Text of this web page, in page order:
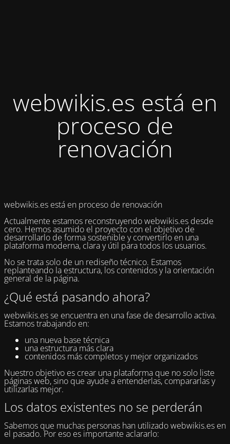
webwikis.es está en
proceso de
renovación
webwikis.es está en proceso de renovación
Actualmente estamos reconstruyendo webwikis.es desde
cero. Hemos asumido el proyecto con el objetivo de
desarrollarlo de forma sostenible y convertirlo en una
plataforma moderna, clara y útil para todos los usuarios.
No se trata solo de un rediseño técnico. Estamos
replanteando la estructura, los contenidos y la orientación
general de la página.
¿Qué está pasando ahora?
webwikis.es se encuentra en una fase de desarrollo activa.
Estamos trabajando en:
una nueva base técnica
una estructura más clara
contenidos más completos y mejor organizados
Nuestro objetivo es crear una plataforma que no solo liste
páginas web, sino que ayude a entenderlas, compararlas y
utilizarlas mejor.
Los datos existentes no se perderán
Sabemos que muchas personas han utilizado webwikis.es en
el pasado. Por eso es importante aclararlo: